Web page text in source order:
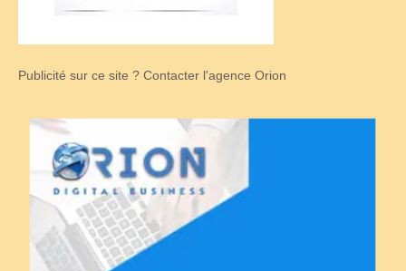
Publicité sur ce site ? Contacter l'agence Orion